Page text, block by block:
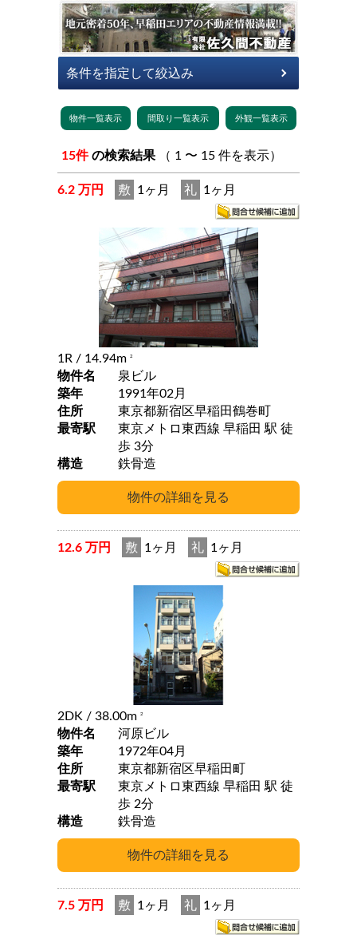
15件 の検索結果 （ 1 〜 15 件を表示）
6.2 万円 敷 1ヶ月 礼 1ヶ月
1R / 14.94m 2
物件名
泉ビル
築年
1991年02月
住所
東京都新宿区早稲田鶴巻町
最寄駅
東京メトロ東西線 早稲田 駅 徒
歩 3分
構造
鉄骨造
12.6 万円 敷 1ヶ月 礼 1ヶ月
2DK / 38.00m 2
物件名
河原ビル
築年
1972年04月
住所
東京都新宿区早稲田町
最寄駅
東京メトロ東西線 早稲田 駅 徒
歩 2分
構造
鉄骨造
7.5 万円 敷 1ヶ月 礼 1ヶ月